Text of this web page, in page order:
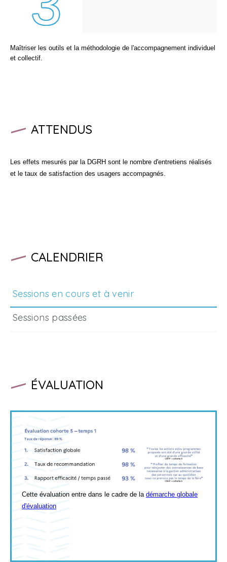
Maîtriser les outils et la méthodologie de l'accompagnement individuel
et collectif.
ATTENDUS
Les effets mesurés par la DGRH sont le nombre d'entretiens réalisés
et le taux de satisfaction des usagers accompagnés.
CALENDRIER
Sessions en cours et à venir
Sessions passées
ÉVALUATION
Cette évaluation entre dans le cadre de la démarche globale
d'évaluation